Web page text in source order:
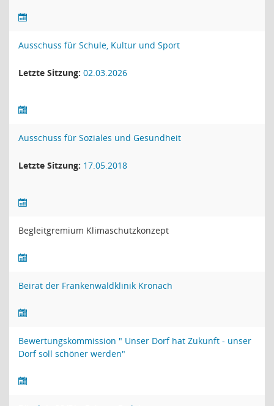
Ausschuss für Schule, Kultur und Sport
Letzte Sitzung: 02.03.2026
Ausschuss für Soziales und Gesundheit
Letzte Sitzung: 17.05.2018
Begleitgremium Klimaschutzkonzept
Beirat der Frankenwaldklinik Kronach
Bewertungskommission " Unser Dorf hat Zukunft - unser
Dorf soll schöner werden"